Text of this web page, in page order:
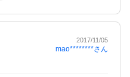
2017/11/05
mao********さん